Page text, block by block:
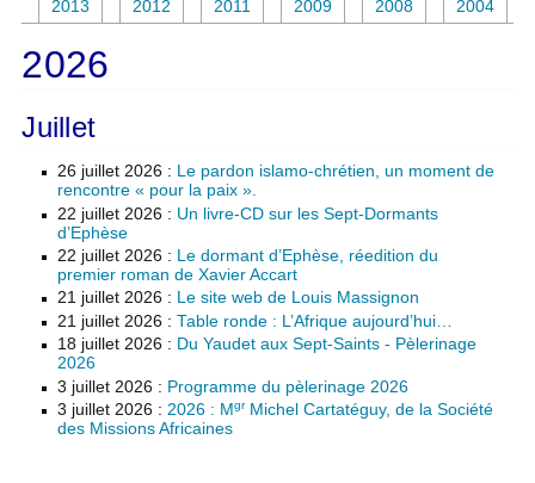
2013
2012 2011 2009 2008 2004
2026
Juillet
26 juillet 2026: Le pardon islamo-chrétien, un moment de
rencontre « pour la paix ».
22 juillet 2026: Un livre-CD sur les Sept-Dormants
d’Ephèse
22 juillet 2026: Le dormant d’Ephèse, réedition du
premier roman de Xavier Accart
21 juillet 2026: Le site web de Louis Massignon
21 juillet 2026: Table ronde : L’Afrique aujourd’hui…
18 juillet 2026: Du Yaudet aux Sept-Saints - Pèlerinage
2026
3 juillet 2026: Programme du pèlerinage 2026
3 juillet 2026: 2026 : MgrMichel Cartatéguy, de la Société
des Missions Africaines